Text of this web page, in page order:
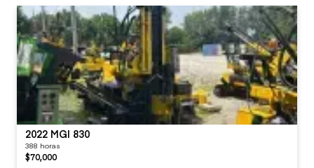
2022 MGI 830
388 horas
$70,000